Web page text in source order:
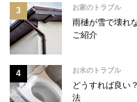
お家のトラブル
雨樋が雪で壊れ
ご紹介
お水のトラブル
どうすれば良い
法